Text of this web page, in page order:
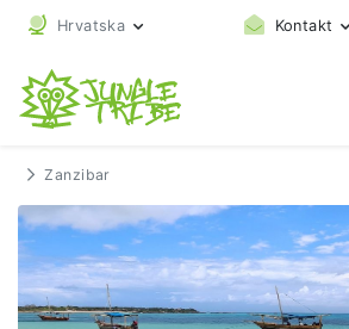
Hrvatska Kontakt
Zanzibar